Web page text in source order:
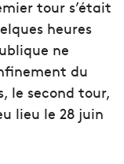
tour s’était
heures
ne
du
le second tour,
lieu le 28 juin